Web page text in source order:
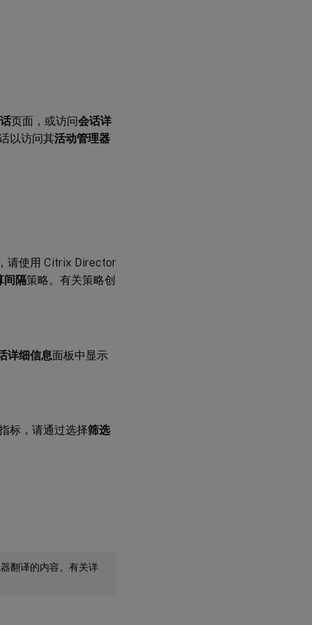
页面，或访问会话详
以访问其活动管理器
请使用 Citrix Director
间隔策略。有关策略创
详细信息面板中显示
标，请通过选择筛选
翻译的内容。有关详